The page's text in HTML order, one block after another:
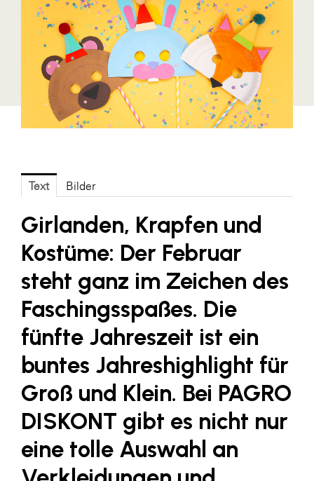
Blaguss
Bundesverband Sonnenschutztechnik
Cineplexx
Colmobil Austria
Controller Institut
DOMOFERM
Essity
FG UBIT Salzburg
foodaffairs
Fressnapf
FRoSTA
FV Energierohstoff & Kraftstoff
Gardena
Gas Connect Austria
GBV - Verband gemeinnütziger
Bauvereinigungen
Text Bilder
Girlanden, Krapfen und
Kostüme: Der Februar
steht ganz im Zeichen des
Faschingsspaßes. Die
fünfte Jahreszeit ist ein
buntes Jahreshighlight für
Groß und Klein. Bei PAGRO
DISKONT gibt es nicht nur
eine tolle Auswahl an